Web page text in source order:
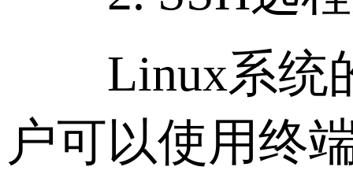
Linux系统的
户可以使用终